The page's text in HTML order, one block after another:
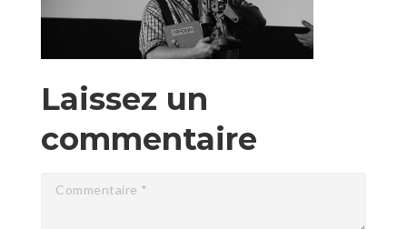
Laissez un
commentaire